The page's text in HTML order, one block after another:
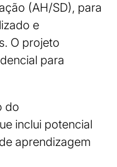
(AH/SD), para
e
O projeto
para
do
inclui potencial
aprendizagem